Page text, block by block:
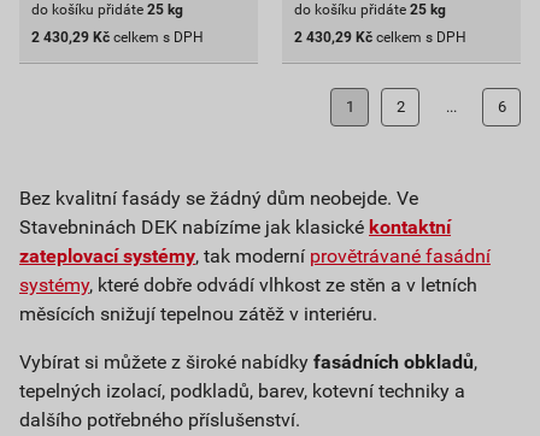
do košíku přidáte 25 kg
2 430,29 Kč celkem s DPH
do košíku přidáte 25 kg
2 430,29 Kč celkem s DPH
1 2 ... 6
Bez kvalitní fasády se žádný dům neobejde. Ve
Stavebninách DEK nabízíme jak klasické kontaktní
zateplovací systémy, tak moderní provětrávané fasádní
systémy, které dobře odvádí vlhkost ze stěn a v letních
měsících snižují tepelnou zátěž v interiéru.
Vybírat si můžete z široké nabídky fasádních obkladů,
tepelných izolací, podkladů, barev, kotevní techniky a
dalšího potřebného příslušenství.